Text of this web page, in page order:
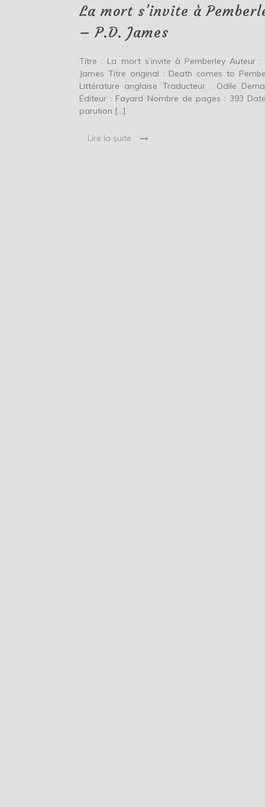
–
P.D.
La mort s’invite à
– P.D. James
Titre : La mort s’invite à Pemberley Auteur :
James Titre original : Death comes to
Littérature anglaise Traducteur : Odile
Éditeur : Fayard Nombre de pages : 393
parution […]
Lire la suite